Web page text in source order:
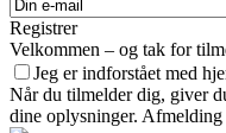
Registrer
Velkommen – og tak for
Jeg er indforstået med
Når du tilmelder dig, giver
dine oplysninger.